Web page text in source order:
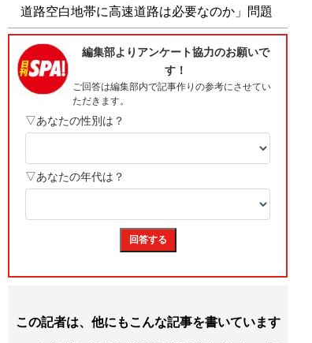
道路空白地帯に高速道路は必要なのか」問題
この記者は、他にもこんな記事を書いています